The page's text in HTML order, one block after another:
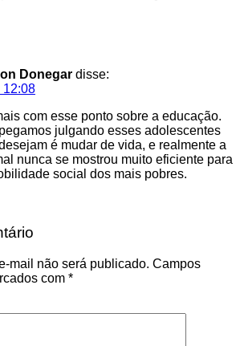
Donegar disse:
12:08
com esse ponto sobre a educação.
julgando esses adolescentes
é mudar de vida, e realmente a
nunca se mostrou muito eficiente para
social dos mais pobres.
mail não será publicado. Campos
com *